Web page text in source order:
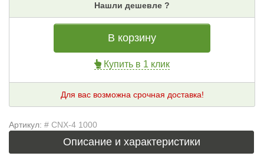
Нашли дешевле ?
В корзину
Купить в 1 клик
Для вас возможна срочная доставка!
Артикул: # CNX-4 1000
Описание и характеристики